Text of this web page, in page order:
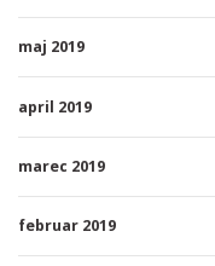
maj 2019
april 2019
marec 2019
februar 2019